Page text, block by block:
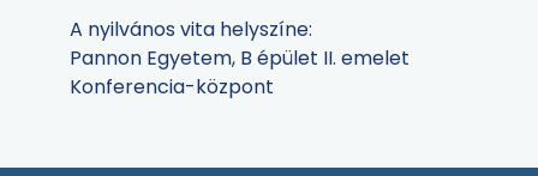
A nyilvános vita helyszíne:
Pannon Egyetem, B épület II. emelet
Konferencia-központ